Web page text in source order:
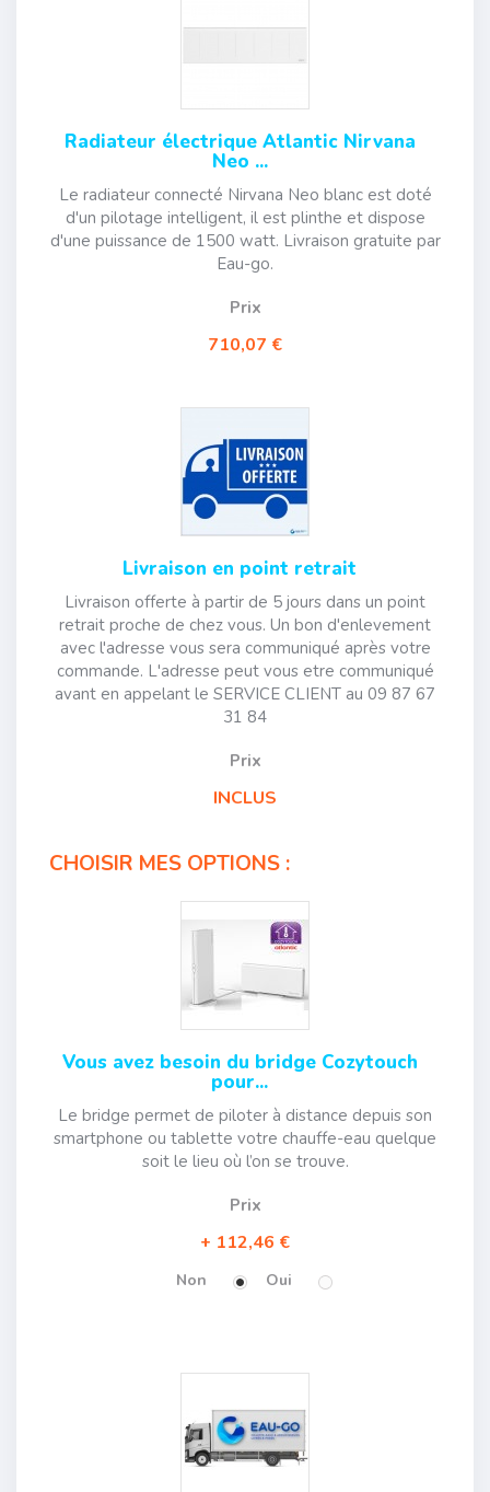
Radiateur électrique Atlantic Nirvana
Neo ...
Le radiateur connecté Nirvana Neo blanc est doté
d'un pilotage intelligent, il est plinthe et dispose
d'une puissance de 1500 watt. Livraison gratuite par
Eau-go.
Prix
710,07 €
Livraison en point retrait
Livraison offerte à partir de 5 jours dans un point
retrait proche de chez vous. Un bon d'enlevement
avec l'adresse vous sera communiqué après votre
commande. L'adresse peut vous etre communiqué
avant en appelant le SERVICE CLIENT au 09 87 67
31 84
Prix
INCLUS
CHOISIR MES OPTIONS :
Vous avez besoin du bridge Cozytouch
pour...
Le bridge permet de piloter à distance depuis son
smartphone ou tablette votre chauffe-eau quelque
soit le lieu où l’on se trouve.
Prix
112,46 €
Non Oui